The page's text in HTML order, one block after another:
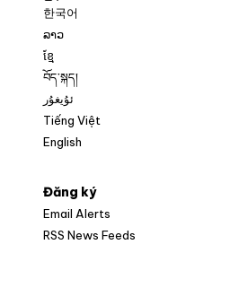
한국어
ລາວ
ខ្មែ
བོད་སྐད།
ئۇيغۇر
Tiếng Việt
English
Đăng ký
Email Alerts
RSS News Feeds